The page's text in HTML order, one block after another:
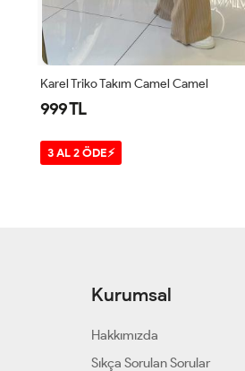
Karel Triko Takım Su Yeşili Su Yeşili
999 TL
3 AL 2 ÖDE⚡
Kurumsal
Hakkımızda
Sıkça Sorulan Sorular